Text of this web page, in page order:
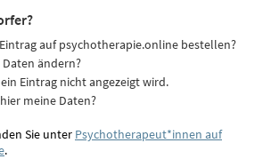
auf psychotherapie.online bestellen?
ändern?
Eintrag nicht angezeigt wird.
meine Daten?
Sie unter Psychotherapeut*innen auf
.